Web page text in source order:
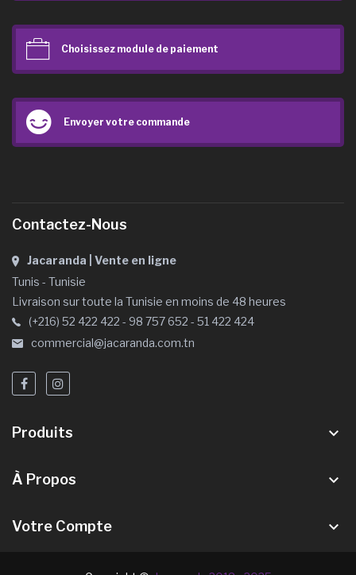
Choisissez module de paiement
Envoyer votre commande
Contactez-Nous
Jacaranda | Vente en ligne
Tunis - Tunisie
Livraison sur toute la Tunisie en moins de 48 heures
(+216) 52 422 422 - 98 757 652 - 51 422 424
commercial@jacaranda.com.tn
Produits keyboard_arrow_down
À Propos keyboard_arrow_down
Votre Compte keyboard_arrow_down